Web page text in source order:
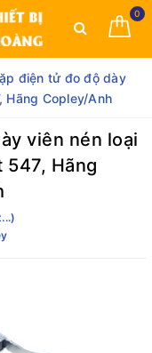
0
điện tử đo độ dày
Hãng Copley/Anh
viên nén loại
Hãng